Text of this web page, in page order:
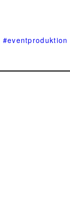
#eventproduktion